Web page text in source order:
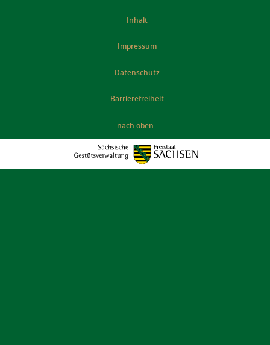
Inhalt
Impressum
Datenschutz
Barrierefreiheit
nach oben